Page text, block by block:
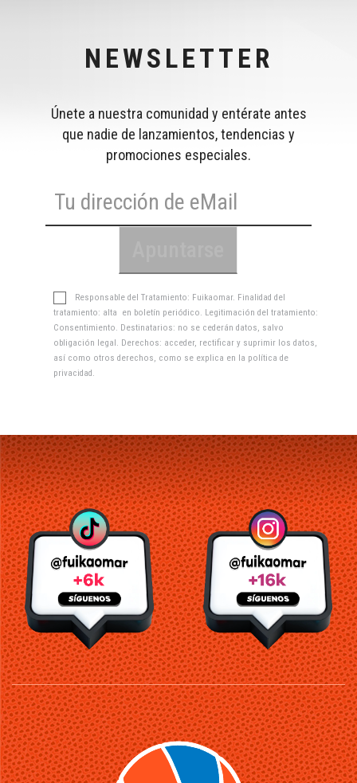
NEWSLETTER
Únete a nuestra comunidad y entérate antes
que nadie de lanzamientos, tendencias y
promociones especiales.
Responsable del Tratamiento: Fuikaomar. Finalidad del
tratamiento: alta en boletín periódico. Legitimación del tratamiento:
Consentimiento. Destinatarios: no se cederán datos, salvo
obligación legal. Derechos: acceder, rectificar y suprimir los datos,
así como otros derechos, como se explica en la política de
privacidad.